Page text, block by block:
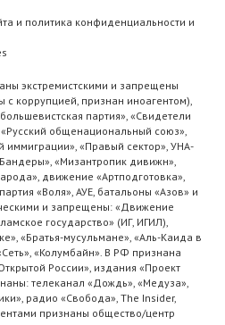
и политика конфиденциальности и
экстремистскими и запрещены
коррупцией, признан иноагентом),
партия», «Свидетели
общенациональный союз»,
«Правый сектор», УНА-
«Мизантропик дивижн»,
движение «Артподготовка»,
«Воля», АУЕ, батальоны «Азов» и
и запрещены: «Движение
государство» (ИГ, ИГИЛ),
«Братья-мусульмане», «Аль-Каида в
«Колумбайн». В РФ признана
России», издания «Проект
телеканал «Дождь», «Медуза»,
радио «Свобода», The Insider,
признаны общество/центр